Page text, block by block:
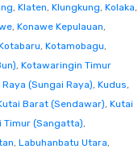
, Klaten, Klungkung, Kolaka,
, Konawe Kepulauan,
, Kotamobagu,
, Kotawaringin Timur
Raya (Sungai Raya), Kudus,
Barat (Sendawar), Kutai
Timur (Sangatta),
, Labuhanbatu Utara,